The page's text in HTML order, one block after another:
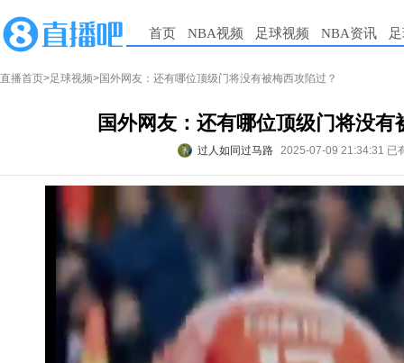
首页 NBA视频 足球视频 NBA资讯
直播首页>足球视频>国外网友：还有哪位顶级门将没有被梅西攻陷过？
国外网友：还有哪位顶级门将没有
过人如同过马路 2025-07-09 21:34:31 已